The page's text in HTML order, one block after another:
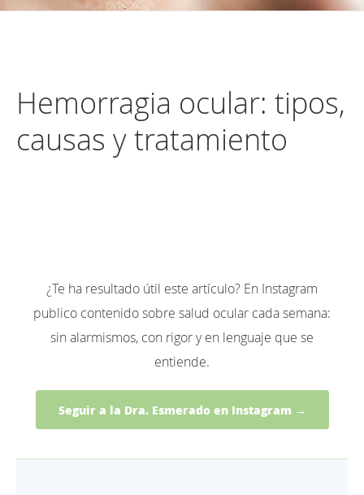
Hemorragia ocular: tipos,
causas y tratamiento
¿Te ha resultado útil este artículo? En Instagram
publico contenido sobre salud ocular cada semana:
sin alarmismos, con rigor y en lenguaje que se
entiende.
Seguir a la Dra. Esmerado en Instagram →